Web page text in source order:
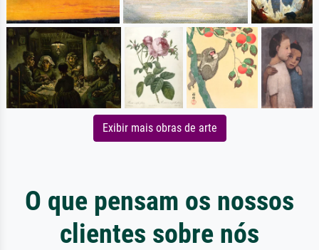
Exibir mais obras de arte
O que pensam os nossos
clientes sobre nós